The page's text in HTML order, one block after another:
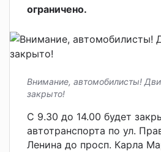
ограничено.
Внимание, автомобилисты!
закрыто!
С 9.30 до 14.00 будет
автотранспорта по ул.
Ленина до просп. Карла